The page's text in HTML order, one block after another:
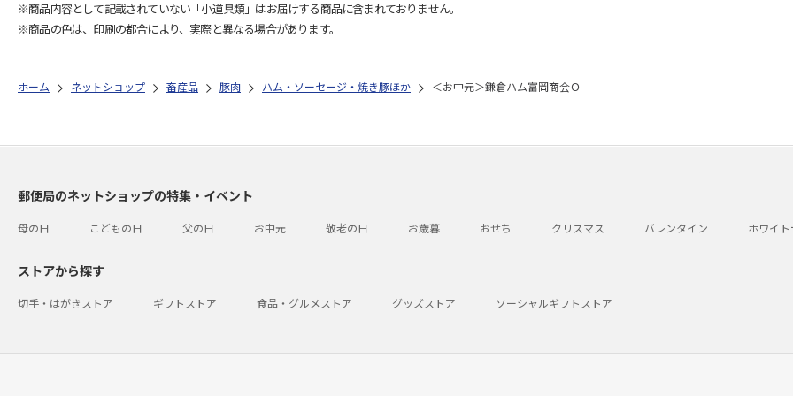
※商品内容として記載されていない「小道具類」はお届けする商品に含まれておりません。
※商品の色は、印刷の都合により、実際と異なる場合があります。
ホーム ネットショップ 畜産品 豚肉 ハム・ソーセージ・焼き豚ほか ＜お中元＞鎌倉ハム富岡商会Ｏ
郵便局のネットショップの特集・イベント
母の日 こどもの日 父の日 お中元 敬老の日 お歳暮 おせち クリスマス バレンタイン ホワイ
ストアから探す
切手・はがきストア ギフトストア 食品・グルメストア グッズストア ソーシャルギフトストア